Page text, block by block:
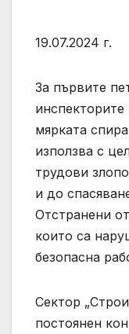
19.07.2024 г.
За първите
мярката
използва с
трудови
и до
Отстранени
които са
безопасна
Сектор
постоянен